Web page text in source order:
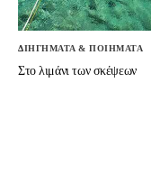
ΔΙΗΓΗΜΑΤΑ & ΠΟΙΗΜΑΤΑ
Στο λιμάνι των σκέψεων